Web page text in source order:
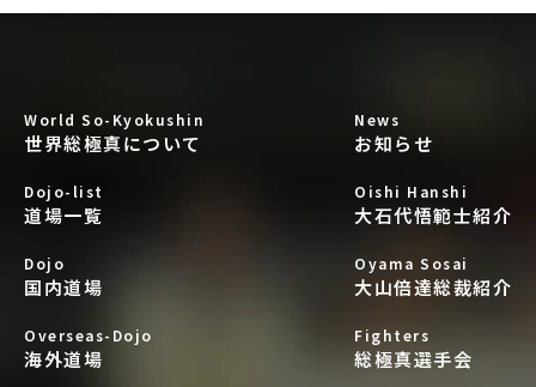
World So-Kyokushin
世界総極真について
Dojo-list
道場一覧
Dojo
国内道場
Overseas-Dojo
海外道場
News
お知らせ
Oishi Hanshi
大石代悟範士紹介
Oyama Sosai
大山倍達総裁紹介
Fighters
総極真選手会